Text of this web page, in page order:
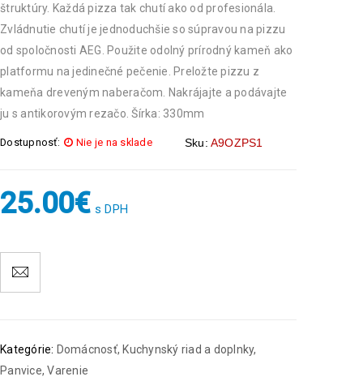
štruktúry. Každá pizza tak chutí ako od profesionála.
Zvládnutie chutí je jednoduchšie so súpravou na pizzu
od spoločnosti AEG. Použite odolný prírodný kameň ako
platformu na jedinečné pečenie. Preložte pizzu z
kameňa dreveným naberačom. Nakrájajte a podávajte
ju s antikorovým rezačo. Šírka: 330mm
Dostupnosť: Nie je na sklade Sku: A9OZPS1
25.00€ s DPH
Kategórie: Domácnosť, Kuchynský riad a doplnky,
Panvice,Varenie